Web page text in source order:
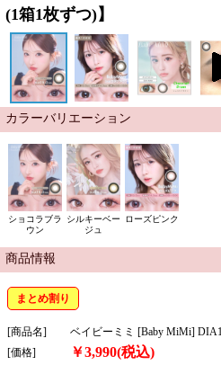
(1箱1枚ずつ)】
カラーバリエーション
ショコラブラ
ウン
シルキーベー
ジュ
ローズピンク
商品情報
まとめ割り
[商品名]
ベイビーミミ [Baby MiMi]
[価格]
￥3,990(税込)